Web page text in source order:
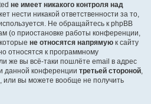
не имеет никакого контроля над
нести никакой ответственности за то,
Не обращайтесь к phpBB
(о приостановке работы конференции,
не относятся напрямую к сайту
относятся к программному
же вы всё-таки пошлёте email в адрес
данной конференции третьей стороной,
или вы можете вообще не получить